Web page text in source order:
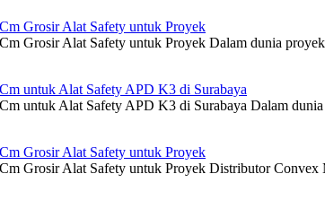
Grosir Alat Safety untuk Proyek
Grosir Alat Safety untuk Proyek Dalam dunia
untuk Alat Safety APD K3 di Surabaya
untuk Alat Safety APD K3 di Surabaya Dalam
Grosir Alat Safety untuk Proyek
Grosir Alat Safety untuk Proyek Distributor